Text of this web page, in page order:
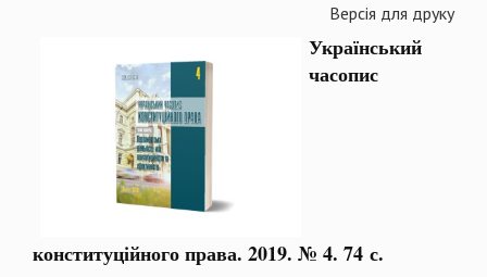
Версія для друку
Український
часопис
конституційного права. 2019. № 4. 74 с.